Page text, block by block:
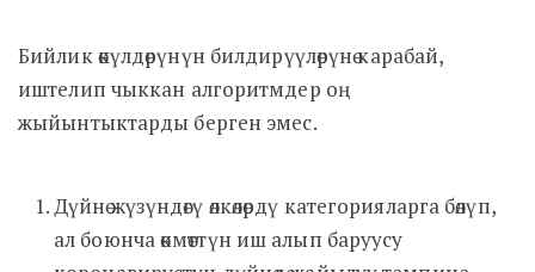
Бийлик өкүлдөрүнүн билдирүүлөрүнө карабай,
иштелип чыккан алгоритмдер оң
жыйынтыктарды берген эмес.
Дүйнө жүзүндөгү өлкөлөрдү категорияларга бөлүп,
ал боюнча өкмөттүн иш алып баруусу